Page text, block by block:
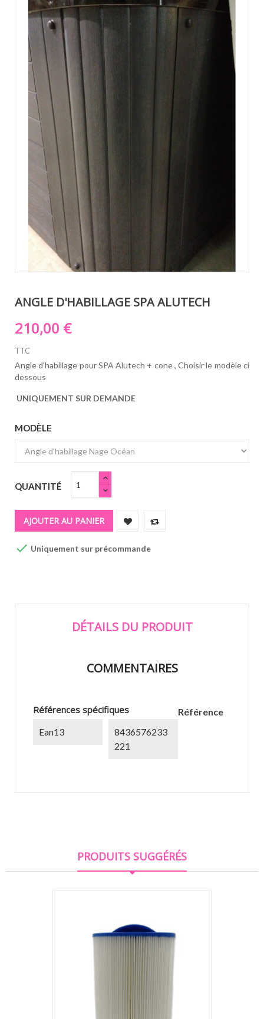
ANGLE D'HABILLAGE SPA ALUTECH
210,00 €
TTC
Angle d'habillage pour SPA Alutech + cone ,Choisir le modèle ci
dessous
UNIQUEMENT SUR DEMANDE
MODÈLE
QUANTITÉ
AJOUTER AU PANIER
 Uniquement sur précommande
DÉTAILS DU PRODUIT
COMMENTAIRES
Référence
Références spécifiques
Ean13
8436576233
221
PRODUITS SUGGÉRÉS